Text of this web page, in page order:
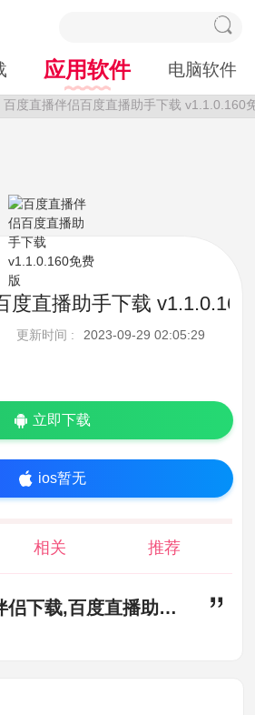
应用软件 电脑软件
百度直播伴侣百度直播助手下载 v1.1.0.160
度直播助手下载 v1.1.0.160
更新时间 : 2023-09-29 02:05:29
立即下载
ios暂无
相关 推荐
百度直播伴侣下载,百度直播助手下载,百度,直播助手